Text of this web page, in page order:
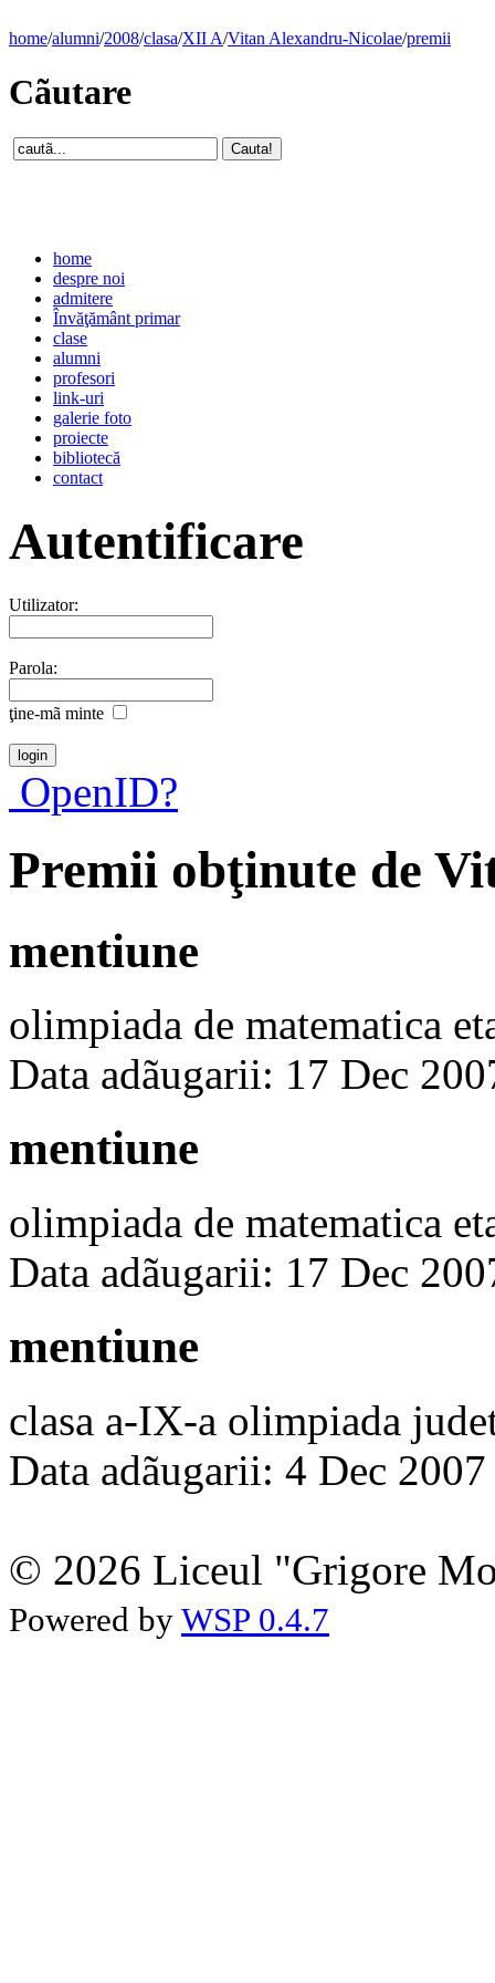
home/alumni/2008/clasa/XII A/Vitan Alexandru-Nicolae/premii
Cãutare
home
despre noi
admitere
Învăţământ primar
clase
alumni
profesori
link-uri
galerie foto
proiecte
bibliotecă
contact
Autentificare
Utilizator:
Parola:
ţine-mã minte
OpenID?
Premii obţinute de
mentiune
olimpiada de matematica
Data adãugarii: 17 Dec
mentiune
olimpiada de matematica
Data adãugarii: 17 Dec
mentiune
clasa a-IX-a olimpiada
Data adãugarii: 4 Dec 2007
© 2026 Liceul "Grigore
Powered by WSP 0.4.7